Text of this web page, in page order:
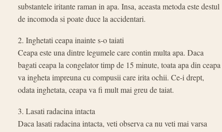
substantele iritante raman in apa. Insa, aceasta metoda este destul
de incomoda si poate duce la accidentari.
2. Inghetati ceapa inainte s-o taiati
Ceapa este una dintre legumele care contin multa apa. Daca
bagati ceapa la congelator timp de 15 minute, toata apa din ceapa
va ingheta impreuna cu compusii care irita ochii. Ce-i drept,
odata inghetata, ceapa va fi mult mai greu de taiat.
3. Lasati radacina intacta
Daca lasati radacina intacta, veti observa ca nu veti mai varsa